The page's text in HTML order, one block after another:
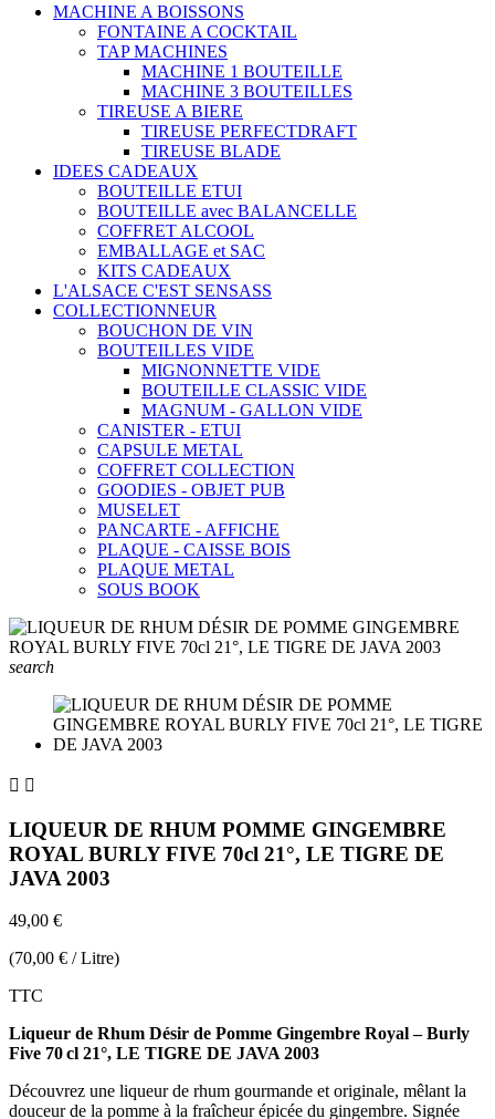
MACHINE A BOISSONS
FONTAINE A COCKTAIL
TAP MACHINES
MACHINE 1 BOUTEILLE
MACHINE 3 BOUTEILLES
TIREUSE A BIERE
TIREUSE PERFECTDRAFT
TIREUSE BLADE
IDEES CADEAUX
BOUTEILLE ETUI
BOUTEILLE avec BALANCELLE
COFFRET ALCOOL
EMBALLAGE et SAC
KITS CADEAUX
L'ALSACE C'EST SENSASS
COLLECTIONNEUR
BOUCHON DE VIN
BOUTEILLES VIDE
MIGNONNETTE VIDE
BOUTEILLE CLASSIC VIDE
MAGNUM - GALLON VIDE
CANISTER - ETUI
CAPSULE METAL
COFFRET COLLECTION
GOODIES - OBJET PUB
MUSELET
PANCARTE - AFFICHE
PLAQUE - CAISSE BOIS
PLAQUE METAL
SOUS BOOK
search
 
LIQUEUR DE RHUM POMME GINGEMBRE
ROYAL BURLY FIVE 70cl 21°, LE TIGRE DE
JAVA 2003
49,00 €
(70,00 € / Litre)
TTC
Liqueur de Rhum Désir de Pomme Gingembre Royal – Burly
Five 70 cl 21°, LE TIGRE DE JAVA 2003
Découvrez une liqueur de rhum gourmande et originale, mêlant la
douceur de la pomme à la fraîcheur épicée du gingembre. Signée